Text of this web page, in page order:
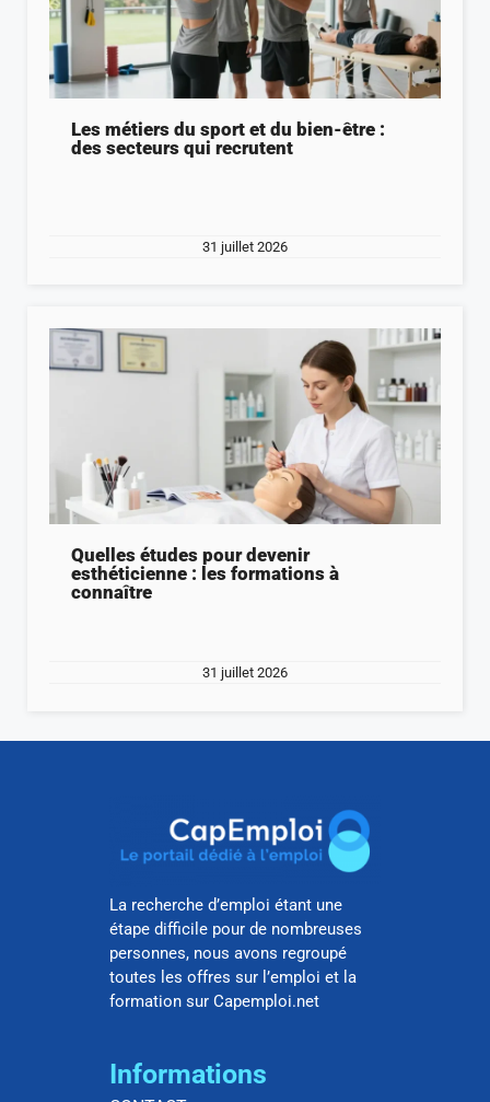
Les métiers du sport et du bien-être :
des secteurs qui recrutent
31 juillet 2026
Quelles études pour devenir
esthéticienne : les formations à
connaître
31 juillet 2026
La recherche d’emploi étant une
étape difficile pour de nombreuses
personnes, nous avons regroupé
toutes les offres sur l’emploi et la
formation sur Capemploi.net
Informations